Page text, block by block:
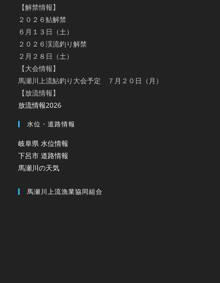
【解禁情報】
２０２６鮎解禁
６月１３日（土）
２０２６渓流釣り解禁
２月２８日（土）
【大会情報】
馬瀬川上流鮎釣り大会予定 ７月２０日（月）
【放流情報】
放流情報2026
水位・道路情報
岐阜県 水位情報
下呂市 道路情報
馬瀬川の天気
馬瀬川上流漁業協同組合